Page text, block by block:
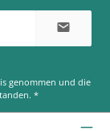
*